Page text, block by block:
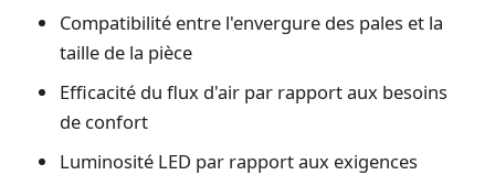
Compatibilité entre l'envergure des pales et la
taille de la pièce
Efficacité du flux d'air par rapport aux besoins
de confort
Luminosité LED par rapport aux exigences